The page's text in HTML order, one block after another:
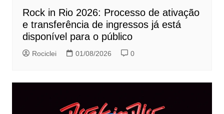
Rock in Rio 2026: Processo de ativação
e transferência de ingressos já está
disponível para o público
Rociclei 01/08/2026 0